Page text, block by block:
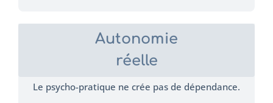
Autonomie
réelle
Le psycho-pratique ne crée pas de dépendance.